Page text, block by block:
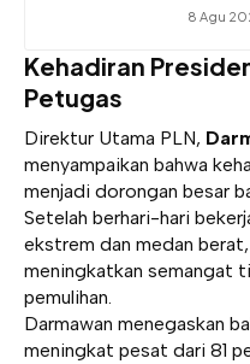
8 Agu
Kehadiran
Petugas
Direktur Utama PLN,
menyampaikan bahwa
menjadi dorongan besar
Setelah berhari-hari
ekstrem dan medan
meningkatkan semangat
pemulihan.
Darmawan menegaskan
meningkat pesat dari 81